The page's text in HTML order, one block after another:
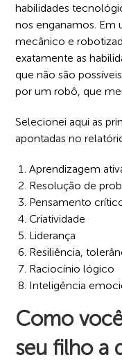
habilidades
nos enganamos. Em
mecânico e
exatamente as
que não são
por um robô, que
Selecionei aqui as
apontadas no
Aprendizagem
Resolução de
Pensamento
Criatividade
Liderança
Resiliência,
Raciocínio lógico
Inteligência
Como
seu filho a